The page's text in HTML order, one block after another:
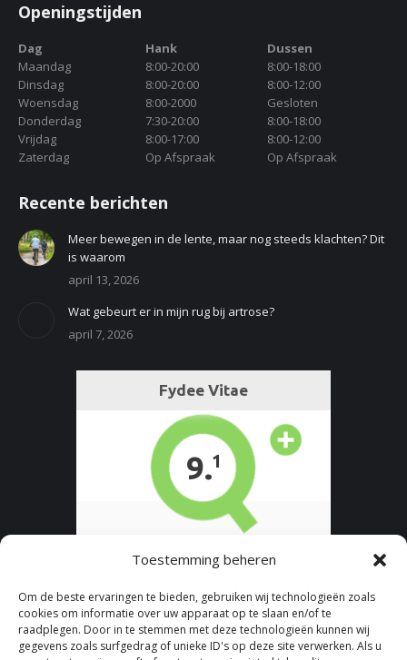
Toestemming beheren
Om de beste ervaringen te bieden, gebruiken wij technologieën zoals
cookies om informatie over uw apparaat op te slaan en/of te
raadplegen. Door in te stemmen met deze technologieën kunnen wij
gegevens zoals surfgedrag of unieke ID's op deze site verwerken. Als u
Openingstijden
Dag Hank
Dussen
Maandag
8:00-20:00
8:00-18:00
Dinsdag
8:00-20:00
8:00-12:00
Woensdag
8:00-2000
Gesloten
Donderdag
7:30-20:00
8:00-18:00
Vrijdag
8:00-17:00
8:00-12:00
Zaterdag
Op Afspraak Op Afspraak
Recente berichten
Meer bewegen in de lente, maar nog steeds klachten? Dit
is waarom
april 13, 2026
Wat gebeurt er in mijn rug bij artrose?
april 7, 2026